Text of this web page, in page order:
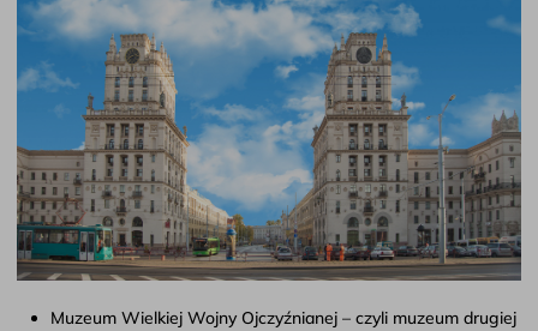
Muzeum Wielkiej Wojny Ojczyźnianej – czyli muzeum drugiej